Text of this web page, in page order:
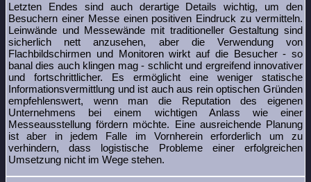
Letzten Endes sind auch derartige Details wichtig, um den
Besuchern einer Messe einen positiven Eindruck zu vermitteln.
Leinwände und Messewände mit traditioneller Gestaltung sind
sicherlich nett anzusehen, aber die Verwendung von
Flachbildschirmen und Monitoren wirkt auf die Besucher - so
banal dies auch klingen mag - schlicht und ergreifend innovativer
und fortschrittlicher. Es ermöglicht eine weniger statische
Informationsvermittlung und ist auch aus rein optischen Gründen
empfehlenswert, wenn man die Reputation des eigenen
Unternehmens bei einem wichtigen Anlass wie einer
Messeausstellung fördern möchte. Eine ausreichende Planung
ist aber in jedem Falle im Vornherein erforderlich um zu
verhindern, dass logistische Probleme einer erfolgreichen
Umsetzung nicht im Wege stehen.